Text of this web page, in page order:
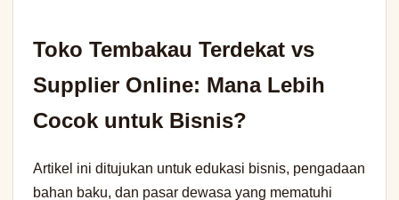
Toko Tembakau Terdekat vs
Supplier Online: Mana Lebih
Cocok untuk Bisnis?
Artikel ini ditujukan untuk edukasi bisnis, pengadaan
bahan baku, dan pasar dewasa yang mematuhi